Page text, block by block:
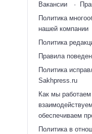
Вакансии
Политика
нашей компании
Политика
Правила
Политика
Sakhpress.ru
Как мы
обеспечиваем
Политика в